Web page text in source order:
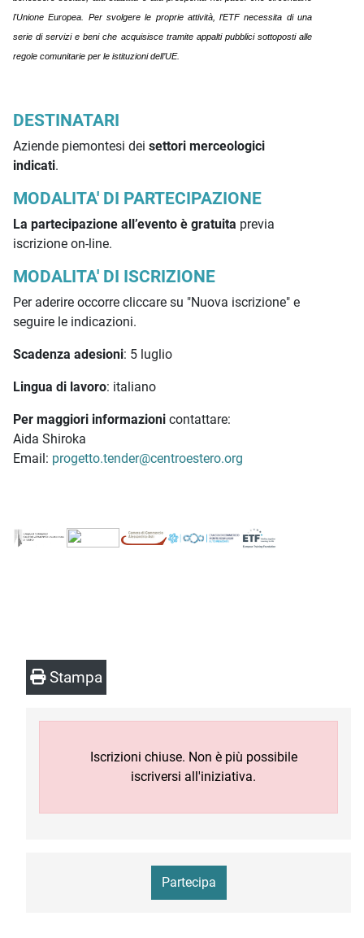
l'Unione Europea. Per svolgere le proprie attività, l’ETF necessita di una
serie di servizi e beni che acquisisce tramite appalti pubblici sottoposti alle
regole comunitarie per le istituzioni dell’UE.
DESTINATARI
Aziende piemontesi dei settori merceologici
indicati.
MODALITA' DI PARTECIPAZIONE
La partecipazione all’evento è gratuita previa
iscrizione on-line.
MODALITA' DI ISCRIZIONE
Per aderire occorre cliccare su "Nuova iscrizione" e
seguire le indicazioni.
Scadenza adesioni: 5 luglio
Lingua di lavoro: italiano
Per maggiori informazioni contattare:
Aida Shiroka
Email: progetto.tender@centroestero.org
Stampa
Iscrizioni chiuse. Non è più possibile
iscriversi all'iniziativa.
Partecipa